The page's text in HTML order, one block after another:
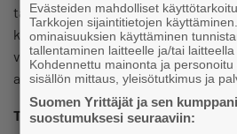
tavoitteellisesti. Euro- , eduskunta-
kuntavaaleihin laaditaan
vaikuttamista tehdään. Lisäksi
aikavälin Yrittäjien ratkaisuja -
TAVOITTEEMME
Evästeiden mahdolliset
Tarkkojen sijaintitietojen
ominaisuuksien käyttäminen
tallentaminen laitteelle ja/tai
Kohdennettu mainonta ja
sisällön mittaus, yleisötutkimus ja
Suomen Yrittäjät ja sen
suostumuksesi seuraaviin: